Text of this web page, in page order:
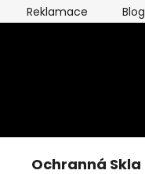
Reklamace Blog
Ochranná Skla